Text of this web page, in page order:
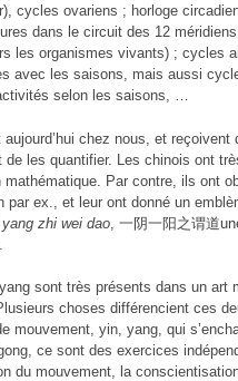
cycles ovariens ; horloge
dans le circuit des 12
les organismes vivants) ; cycles
avec les saisons, mais aussi
selon les saisons, …
chez nous, et
de les quantifier. Les chinois ont
Par contre, ils ont
par ex., et leur ont donné un
zhi wei dao, 一阴一阳之谓道
sont très présents dans un art
choses différencient ces
mouvement, yin, yang, qui
ce sont des exercices
du mouvement, la